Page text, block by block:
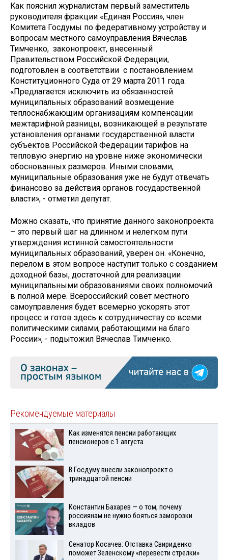
Как пояснил журналистам первый заместитель
руководителя фракции «Единая Россия», член
Комитета Госдумы по федеративному устройству и
вопросам местного самоуправления Вячеслав
Тимченко, законопроект, внесенный
Правительством Российской Федерации,
подготовлен в соответствии с постановлением
Конституционного Суда от 29 марта 2011 года.
«Предлагается исключить из обязанностей
муниципальных образований возмещение
теплоснабжающим организациям компенсации
межтарифной разницы, возникающей в результате
установления органами государственной власти
субъектов Российской Федерации тарифов на
тепловую энергию на уровне ниже экономически
обоснованных размеров. Иными словами,
муниципальные образования уже не будут отвечать
финансово за действия органов государственной
власти», - отметил депутат.
Можно сказать, что принятие данного законопроекта
– это первый шаг на длинном и нелегком пути
утверждения истинной самостоятельности
муниципальных образований, уверен он. «Конечно,
перелом в этом вопросе наступит только с созданием
доходной базы, достаточной для реализации
муниципальными образованиями своих полномочий
в полной мере. Всероссийский совет местного
самоуправления будет всемерно ускорять этот
процесс и готов здесь к сотрудничеству со всеми
политическими силами, работающими на благо
России», - подытожил Вячеслав Тимченко.
Рекомендуемые материалы
Как изменятся пенсии работающих
пенсионеров с 1 августа
В Госдуму внесли законопроект о
тринадцатой пенсии
Константин Бахарев — о том, почему
россиянам не нужно бояться заморозки
вкладов
Сенатор Косачев: Отставка Свириденко
поможет Зеленскому «перевести стрелки»